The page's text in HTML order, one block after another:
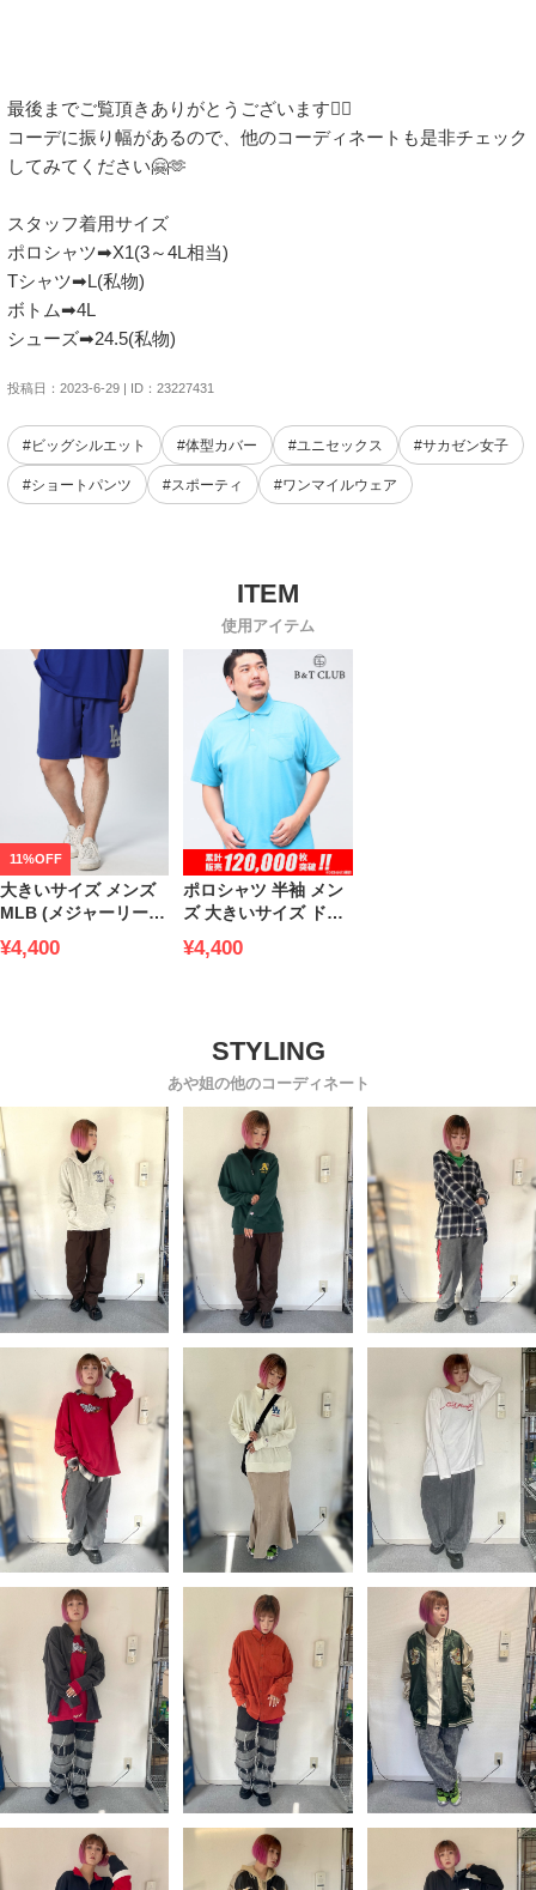
最後までご覧頂きありがとうございます🙇‍♀️
コーデに振り幅があるので、他のコーディネートも是非チェック
してみてください🤗🫶
スタッフ着用サイズ
ポロシャツ➡︎X1(3～4L相当)
Tシャツ➡︎L(私物)
ボトム➡︎4L
シューズ➡︎24.5(私物)
投稿日：2023-6-29 | ID：23227431
#ビッグシルエット #体型カバー #ユニセックス #サカゼン女子
#ショートパンツ #スポーティ #ワンマイルウェア
使用アイテム
11%OFF
大きいサイズ メンズ
MLB (メジャーリーグ
ームロゴ ハーフパン
¥4,400
ポロシャツ 半袖 メン
ズ 大きいサイズ ドラ
乾 ポケット付き グッ
¥4,400
あや姐の他のコーディネート